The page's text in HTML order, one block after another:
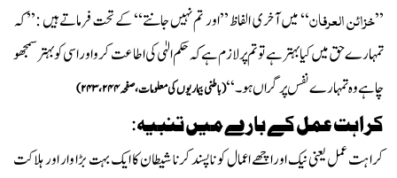
’’خزائن العرفان‘‘ میں آخری الفاظ ’’اور تم نہیں جانتے‘‘ کے تحت فرماتے ہیں :’’ کہ
تمہارے حق میں کیا بہتر ہے تو تم پر لازم ہے کہ حکم الہٰی کی اطاعت کرو اور اسی کو بہتر سمجھو
چاہے وہ تمہارے نفس پر گراں ہو۔‘‘(باطنی بیماریوں کی معلومات،صفحہ۲۴۳،۲۴۴)
کراہت عمل کے بارے میں تنبیہ:
کراہت عمل یعنی نیک اور اچھے اعمال کو ناپسند کرنا شیطان کا ایک بہت بڑا وار اور ہلاکت